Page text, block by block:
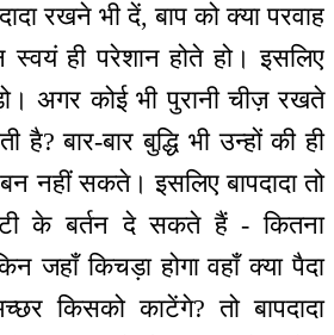
रखने भी दें, बाप को क्या परवाह
ही परेशान होते हो। इसलिए
अगर कोई भी पुरानी चीज़ रखते
है? बार-बार बुद्धि भी उन्हों की ही
नहीं सकते। इसलिए बापदादा तो
के बर्तन दे सकते हैं - कितना
जहाँ किचड़ा होगा वहाँ क्या पैदा
किसको काटेंगे? तो बापदादा